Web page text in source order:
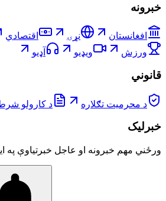
خبرونه
افغانستان نړۍ اقتصادي
ورزش
ویډیو آډیو
قانوني
د محرمیت تګلاره د کارولو
خبرلیک
ورځني مهم خبرونه او عاجل خبرتیاوې په